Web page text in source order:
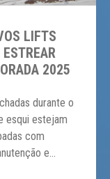
LIFTS
2025
durante o
esqui estejam
com
e